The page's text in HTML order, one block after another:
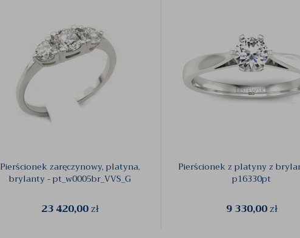
Pierścionek zaręczynowy, platyna,
brylanty - pt_w0005br_VVS_G
23 420,00zł
Pierścionek z platyny z
p16330pt
9 330,00zł